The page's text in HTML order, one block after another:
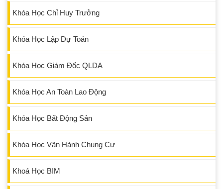
Khóa Học Chỉ Huy Trưởng
Khóa Học Lập Dự Toán
Khóa Học Giám Đốc QLDA
Khóa Học An Toàn Lao Động
Khóa Học Bất Động Sản
Khóa Học Vận Hành Chung Cư
Khoá Học BIM